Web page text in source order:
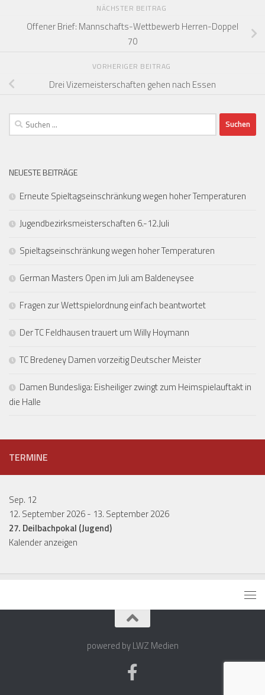
NÄCHSTER BEITRAG
Offener Brief: Mannschafts-Wettbewerb Herren-Doppel
70
VORHERIGER BEITRAG
Drei Vizemeisterschaften gehen nach Essen
Suchen
nach:
NEUESTE BEITRÄGE
Erneute Spieltagseinschränkung wegen hoher Temperaturen
Jugendbezirksmeisterschaften 6.-12.Juli
Spieltagseinschränkung wegen hoher Temperaturen
German Masters Open im Juli am Baldeneysee
Fragen zur Wettspielordnung einfach beantwortet
Der TC Feldhausen trauert um Willy Hoymann
TC Bredeney Damen vorzeitig Deutscher Meister
Damen Bundesliga: Eisheiliger zwingt zum Heimspielauftakt in
die Halle
TERMINE
Sep. 12
12. September 2026- 13. September 2026
27. Deilbachpokal (Jugend)
Kalender anzeigen
powered by LWZ Medien